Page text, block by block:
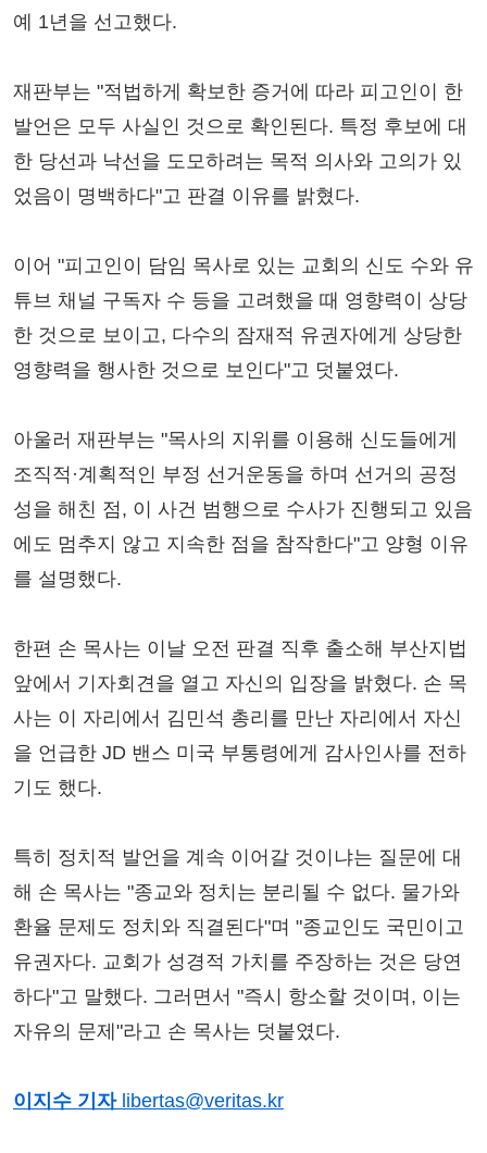
예 1년을 선고했다.
재판부는 "적법하게 확보한 증거에 따라 피고인이 한
발언은 모두 사실인 것으로 확인된다. 특정 후보에 대
한 당선과 낙선을 도모하려는 목적 의사와 고의가 있
었음이 명백하다"고 판결 이유를 밝혔다.
이어 "피고인이 담임 목사로 있는 교회의 신도 수와 유
튜브 채널 구독자 수 등을 고려했을 때 영향력이 상당
한 것으로 보이고, 다수의 잠재적 유권자에게 상당한
영향력을 행사한 것으로 보인다"고 덧붙였다.
아울러 재판부는 "목사의 지위를 이용해 신도들에게
조직적·계획적인 부정 선거운동을 하며 선거의 공정
성을 해친 점, 이 사건 범행으로 수사가 진행되고 있음
에도 멈추지 않고 지속한 점을 참작한다"고 양형 이유
를 설명했다.
한편 손 목사는 이날 오전 판결 직후 출소해 부산지법
앞에서 기자회견을 열고 자신의 입장을 밝혔다. 손 목
사는 이 자리에서 김민석 총리를 만난 자리에서 자신
을 언급한 JD 밴스 미국 부통령에게 감사인사를 전하
기도 했다.
특히 정치적 발언을 계속 이어갈 것이냐는 질문에 대
해 손 목사는 "종교와 정치는 분리될 수 없다. 물가와
환율 문제도 정치와 직결된다"며 "종교인도 국민이고
유권자다. 교회가 성경적 가치를 주장하는 것은 당연
하다"고 말했다. 그러면서 "즉시 항소할 것이며, 이는
자유의 문제"라고 손 목사는 덧붙였다.
이지수 기자 libertas@veritas.kr